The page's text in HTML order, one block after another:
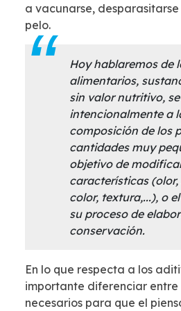
a vacunarse,
pelo.
Hoy hablaremos de
alimentarios,
sin valor nutritivo,
intencionalmente a
composición de los
cantidades muy
objetivo de
características (olor,
color, textura,...), o
su proceso de
conservación.
En lo que respecta a los
importante diferenciar entre
necesarios para que el